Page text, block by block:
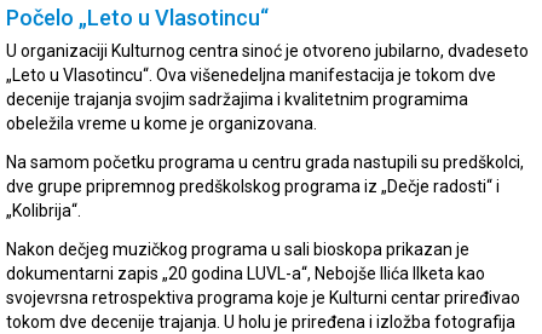
Počelo „Leto u Vlasotincu“
U organizaciji Kulturnog centra sinoć je otvoreno jubilarno, dvadeseto
„Leto u Vlasotincu“. Ova višenedeljna manifestacija je tokom dve
decenije trajanja svojim sadržajima i kvalitetnim programima
obeležila vreme u kome je organizovana.
Na samom početku programa u centru grada nastupili su predškolci,
dve grupe pripremnog predškolskog programa iz „Dečje radosti“ i
„Kolibrija“.
Nakon dečjeg muzičkog programa u sali bioskopa prikazan je
dokumentarni zapis „20 godina LUVL-a“, Nebojše Ilića Ilketa kao
svojevrsna retrospektiva programa koje je Kulturni centar priređivao
tokom dve decenije trajanja. U holu je priređena i izložba fotografija